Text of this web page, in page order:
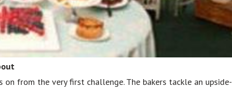
from the very first challenge. The bakers tackle an upside-